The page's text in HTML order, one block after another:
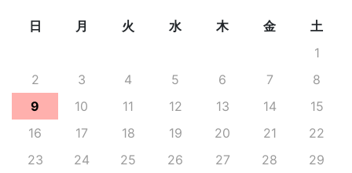
日 月 火 水 木 金
土
1
2
3 4 5 6 7
8
9
10 11 12 13 14
15
16
17 18 19 20 21
22
23
24 25 26 27 28
29